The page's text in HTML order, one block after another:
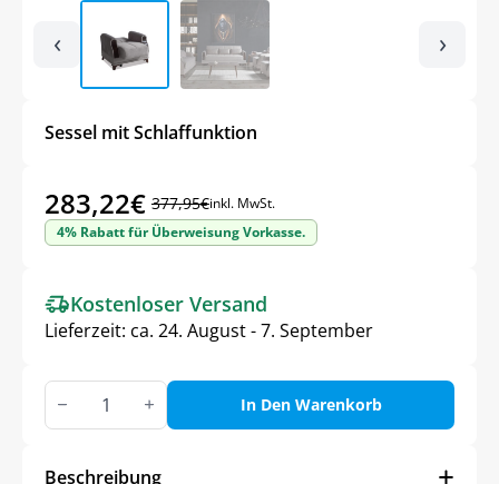
‹ ›
Sessel mit Schlaffunktion
377,95€
Ursprünglicher
Preis
377,95€
283,22€
Aktueller
Preis
283,22€.
inkl. MwSt.
4% Rabatt für Überweisung Vorkasse.
Kostenloser Versand
Lieferzeit: ca. 24. August - 7. September
Sessel
mit
Schlaffunktion
In Den Warenkorb
Beschreibung